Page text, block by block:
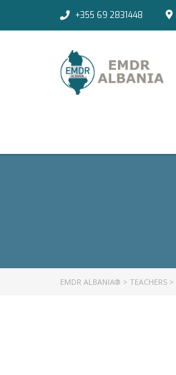
+355 69 2831448
EMDR ALBANIA® > TEACHERS >